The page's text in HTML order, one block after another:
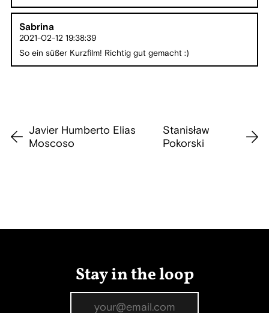
Sabrina
2021-02-12 19:38:39
So ein süßer Kurzfilm! Richtig gut gemacht :)
Javier Humberto Elias
Moscoso
Stanisław
Pokorski
Stay in the loop